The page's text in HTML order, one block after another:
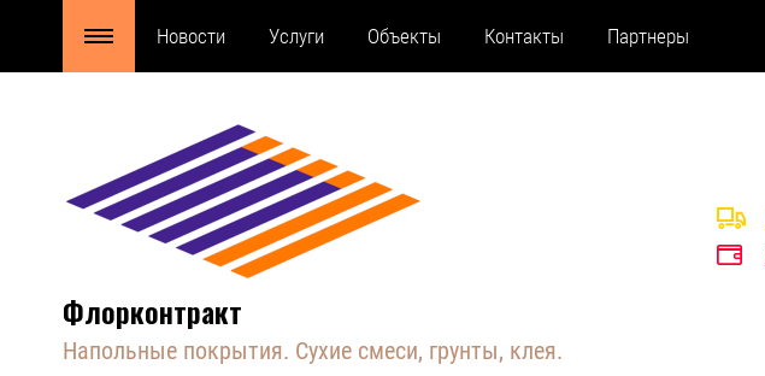
Новости Услуги Объекты Контакты Партнеры
Флорконтракт
Напольные покрытия. Сухие смеси, грунты, клея.